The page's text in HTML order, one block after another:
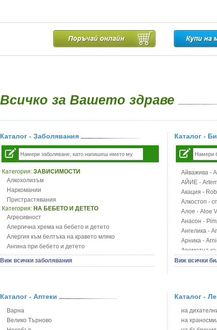
Всичко за Вашето здраве
Каталог - Заболявания
Категория: ЗАВИСИМОСТИ
Алкохолизъм
Наркомании
Пристрастявания
Категория: НА БЕБЕТО И ДЕТЕТО
Агресивност
Алергична хрема на бебето и детето
Алергия към белтъка на кравето мляко
Ангина при бебето и детето
Анемия при бебето и детето
Апетит - пълни деца
Бронхиална астма при бебето и детето
Варицела
Висока температура на бебето и детето
Виж всички заболявания
Каталог -
Айважива -
АЙИЕ -
Акация -
Алкостоп -
Алое - Aloe
Анасон -
Ангелика -
Арника -
Ароматна
Арония -
Блатен
Блян
Бобови
Божур -
Виж всички
Каталог - Аптеки
Варна
Велико Търново
Каталог -
на
на